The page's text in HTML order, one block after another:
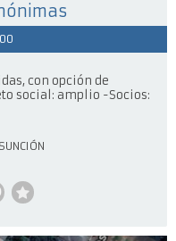
con opción de
social: amplio -Socios: